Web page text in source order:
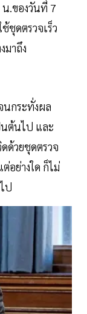
น.ของวันที่ 7
ชุดตรวจเร็ว
มาถึง
นกระทั่งผล
นต้นไป และ
ด้วยชุดตรวจ
อย่างใด ก็ไม่
ป